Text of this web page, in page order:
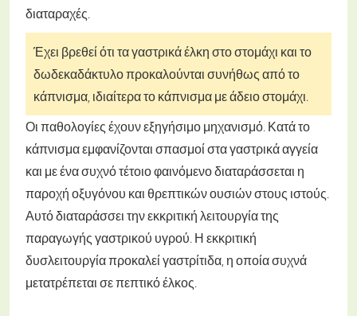
διαταραχές.
Έχει βρεθεί ότι τα γαστρικά έλκη στο στομάχι και το
δωδεκαδάκτυλο προκαλούνται συνήθως από το
κάπνισμα, ιδιαίτερα το κάπνισμα με άδειο στομάχι.
Οι παθολογίες έχουν εξηγήσιμο μηχανισμό. Κατά το
κάπνισμα εμφανίζονται σπασμοί στα γαστρικά αγγεία
και με ένα συχνό τέτοιο φαινόμενο διαταράσσεται η
παροχή οξυγόνου και θρεπτικών ουσιών στους ιστούς.
Αυτό διαταράσσει την εκκριτική λειτουργία της
παραγωγής γαστρικού υγρού. Η εκκριτική
δυσλειτουργία προκαλεί γαστρίτιδα, η οποία συχνά
μετατρέπεται σε πεπτικό έλκος.